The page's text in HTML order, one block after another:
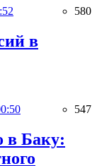
580
в
547
в Баку: